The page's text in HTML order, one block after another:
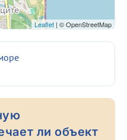
Leaflet | © OpenStreetMap
ли объект